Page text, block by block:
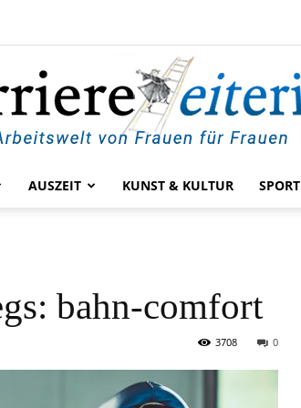
AUSZEIT KUNST & KULTUR SPORT
bahn-comfort
0
3708